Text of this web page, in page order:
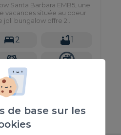
Santa Barbara EMB5, une
vacances située au coeur
joli bungalow offre 2
2 1
commune
de base sur les